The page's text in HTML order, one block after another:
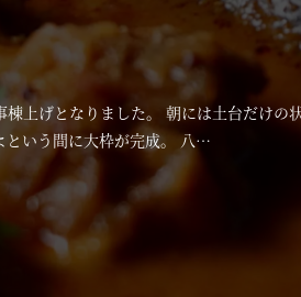
上げとなりました。 朝には土台だけの
という間に大枠が完成。 八…